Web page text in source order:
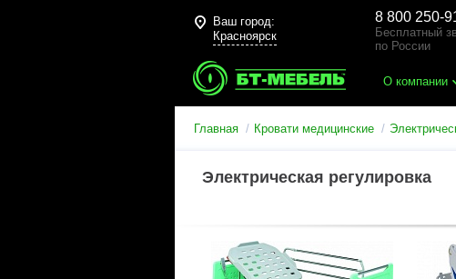
Ваш город:
Красноярск
8 800 250-
Бесплатный
по России
О компании
Главная Кровати медицинские
Электрическая регулировка